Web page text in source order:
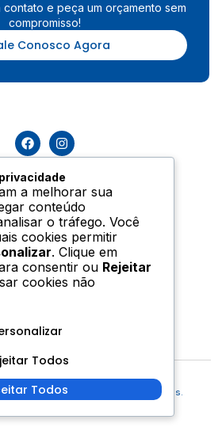
contato e peça um orçamento sem
compromisso!
Conosco Agora
Suporte
Contato
Orçamento
Perguntas Frequentes
Solar. Todos os direitos reservados.
a melhorar sua
conteúdo
o tráfego. Você
cookies permitir
. Clique em
consentir ou Rejeitar
cookies não
Todos
Todos